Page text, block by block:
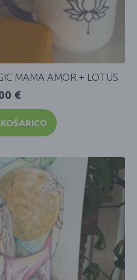
MAMA AMOR + LOTUS
€